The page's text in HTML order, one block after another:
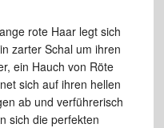
rote Haar legt sich
zarter Schal um ihren
ein Hauch von Röte
sich auf ihren hellen
ab und verführerisch
sich die perfekten